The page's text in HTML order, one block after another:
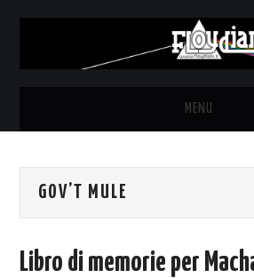
MENU
NEWS
GOV’T MULE
Libro di memorie per